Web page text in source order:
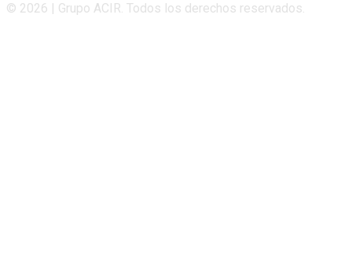
© 2026 | Grupo ACIR. Todos los derechos reservados.